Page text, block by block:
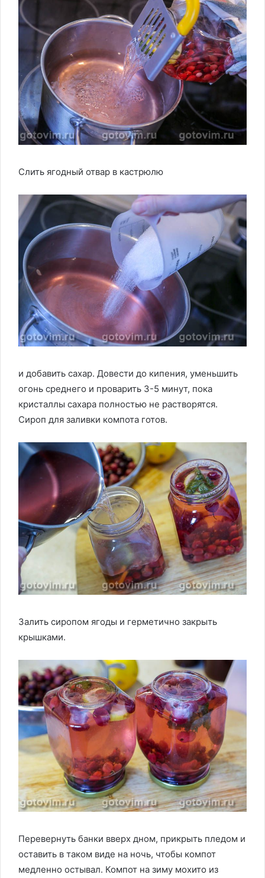
Слить ягодный отвар в кастрюлю
и добавить сахар. Довести до кипения, уменьшить
огонь среднего и проварить 3-5 минут, пока
кристаллы сахара полностью не растворятся.
Сироп для заливки компота готов.
Залить сиропом ягоды и герметично закрыть
крышками.
Перевернуть банки вверх дном, прикрыть пледом и
оставить в таком виде на ночь, чтобы компот
медленно остывал. Компот на зиму мохито из